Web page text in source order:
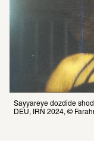
Sayyareye dozdide
DEU, IRN 2024, ©